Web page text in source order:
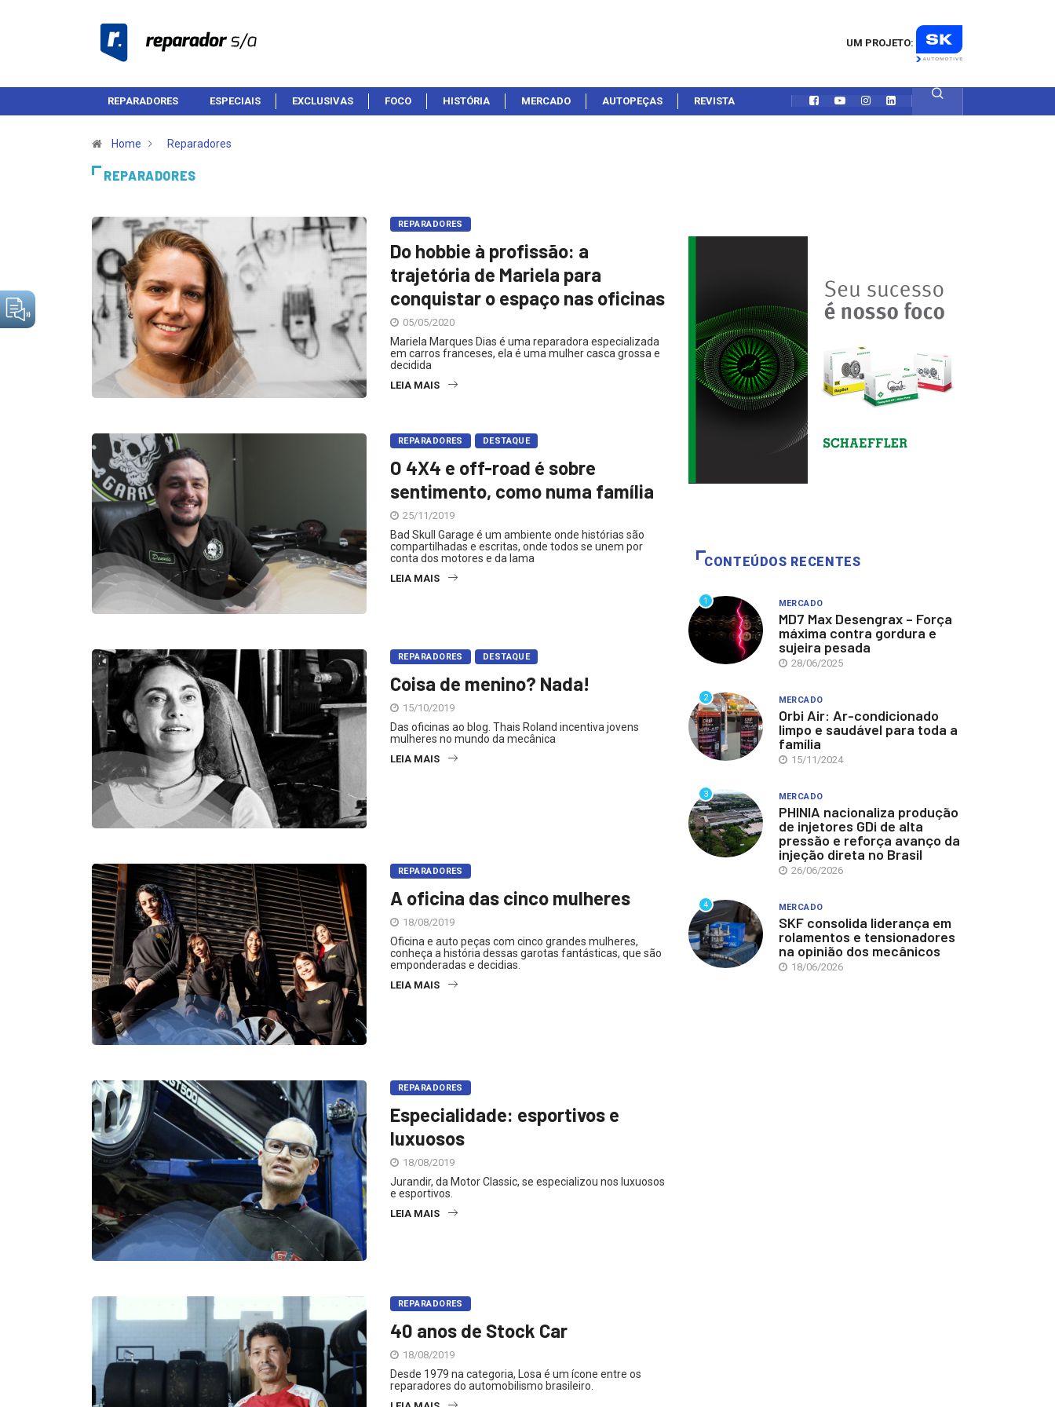
UM PROJETO:
REPARADORES ESPECIAIS EXCLUSIVAS FOCO HISTÓRIA MERCADO AUTOPEÇAS REVISTA
Home Reparadores
REPARADORES
REPARADORES
Do hobbie à profissão: a
trajetória de Mariela para
conquistar o espaço nas oficinas
05/05/2020
Mariela Marques Dias é uma reparadora especializada
em carros franceses, ela é uma mulher casca grossa e
decidida
LEIA MAIS
REPARADORES DESTAQUE
O 4X4 e off-road é sobre
sentimento, como numa família
25/11/2019
Bad Skull Garage é um ambiente onde histórias são
compartilhadas e escritas, onde todos se unem por
conta dos motores e da lama
LEIA MAIS
REPARADORES DESTAQUE
Coisa de menino? Nada!
15/10/2019
Das oficinas ao blog. Thais Roland incentiva jovens
mulheres no mundo da mecânica
LEIA MAIS
REPARADORES
A oficina das cinco mulheres
18/08/2019
Oficina e auto peças com cinco grandes mulheres,
conheça a história dessas garotas fantásticas, que são
emponderadas e decidias.
LEIA MAIS
REPARADORES
Especialidade: esportivos e
luxuosos
18/08/2019
Jurandir, da Motor Classic, se especializou nos luxuosos
e esportivos.
LEIA MAIS
REPARADORES
40 anos de Stock Car
18/08/2019
Desde 1979 na categoria, Losa é um ícone entre os
reparadores do automobilismo brasileiro.
CONTEÚDOS RECENTES
1 MERCADO
MD7 Max Desengrax – Força
máxima contra gordura e
sujeira pesada
28/06/2025
2 MERCADO
Orbi Air: Ar-condicionado
limpo e saudável para toda a
família
15/11/2024
3 MERCADO
PHINIA nacionaliza produção
de injetores GDi de alta
pressão e reforça avanço da
injeção direta no Brasil
26/06/2026
4 MERCADO
SKF consolida liderança em
rolamentos e tensionadores
na opinião dos mecânicos
18/06/2026